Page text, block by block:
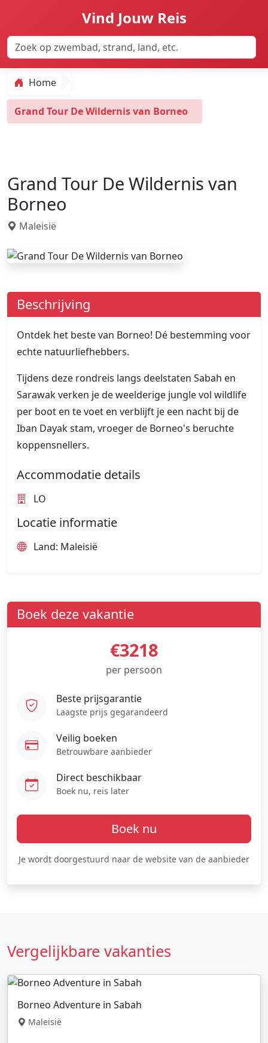
Vind Jouw Reis
Home
Grand Tour De Wildernis van Borneo
Grand Tour De Wildernis van
Borneo
Maleisië
Beschrijving
Ontdek het beste van Borneo! Dé bestemming voor
echte natuurliefhebbers.
Tijdens deze rondreis langs deelstaten Sabah en
Sarawak verken je de weelderige jungle vol wildlife
per boot en te voet en verblijft je een nacht bij de
Iban Dayak stam, vroeger de Borneo's beruchte
koppensnellers.
Accommodatie details
LO
Locatie informatie
Land: Maleisië
Boek deze vakantie
€3218
per persoon
Beste prijsgarantie
Laagste prijs gegarandeerd
Veilig boeken
Betrouwbare aanbieder
Direct beschikbaar
Boek nu, reis later
Boek nu
Je wordt doorgestuurd naar de website van de aanbieder
Vergelijkbare vakanties
Borneo Adventure in Sabah
Maleisië